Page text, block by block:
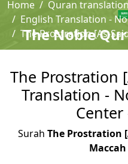
The Noble
Home
Quran
English Translation -
The Prostration [As-
The Prostration
Translation -
Center
Surah The Prostration
Maccah